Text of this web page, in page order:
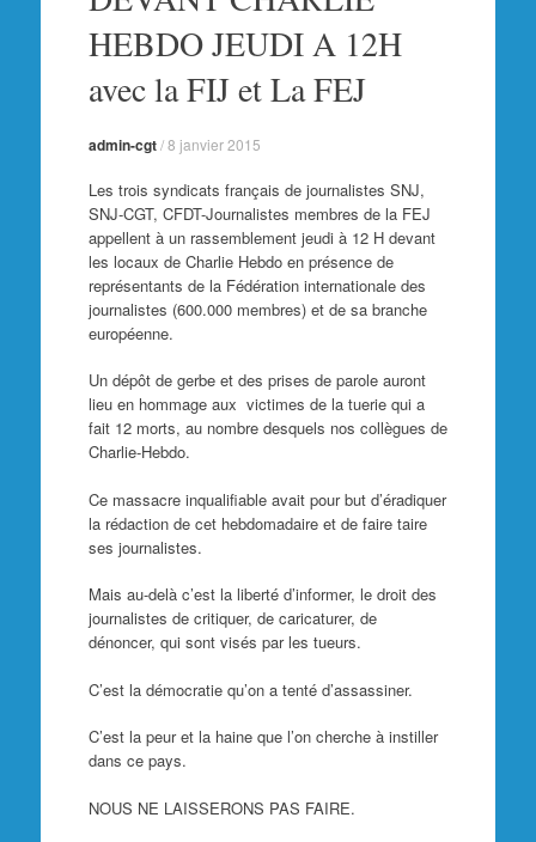
HEBDO JEUDI A 12H
avec la FIJ et La FEJ
admin-cgt/8 janvier 2015
Les trois syndicats français de journalistes SNJ,
SNJ-CGT, CFDT-Journalistes membres de la FEJ
appellent à un rassemblement jeudi à 12 H devant
les locaux de Charlie Hebdo en présence de
représentants de la Fédération internationale des
journalistes (600.000 membres) et de sa branche
européenne.
Un dépôt de gerbe et des prises de parole auront
lieu en hommage aux victimes de la tuerie qui a
fait 12 morts, au nombre desquels nos collègues de
Charlie-Hebdo.
Ce massacre inqualifiable avait pour but d’éradiquer
la rédaction de cet hebdomadaire et de faire taire
ses journalistes.
Mais au-delà c’est la liberté d’informer, le droit des
journalistes de critiquer, de caricaturer, de
dénoncer, qui sont visés par les tueurs.
C’est la démocratie qu’on a tenté d’assassiner.
C’est la peur et la haine que l’on cherche à instiller
dans ce pays.
NOUS NE LAISSERONS PAS FAIRE.